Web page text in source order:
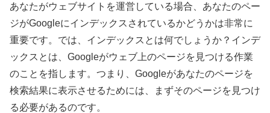
あなたがウェブサイトを運営している場合、あなたのペー
ジがGoogleにインデックスされているかどうかは非常に
重要です。では、インデックスとは何でしょうか？インデ
ックスとは、Googleがウェブ上のページを見つける作業
のことを指します。つまり、Googleがあなたのページを
検索結果に表示させるためには、まずそのページを見つけ
る必要があるのです。